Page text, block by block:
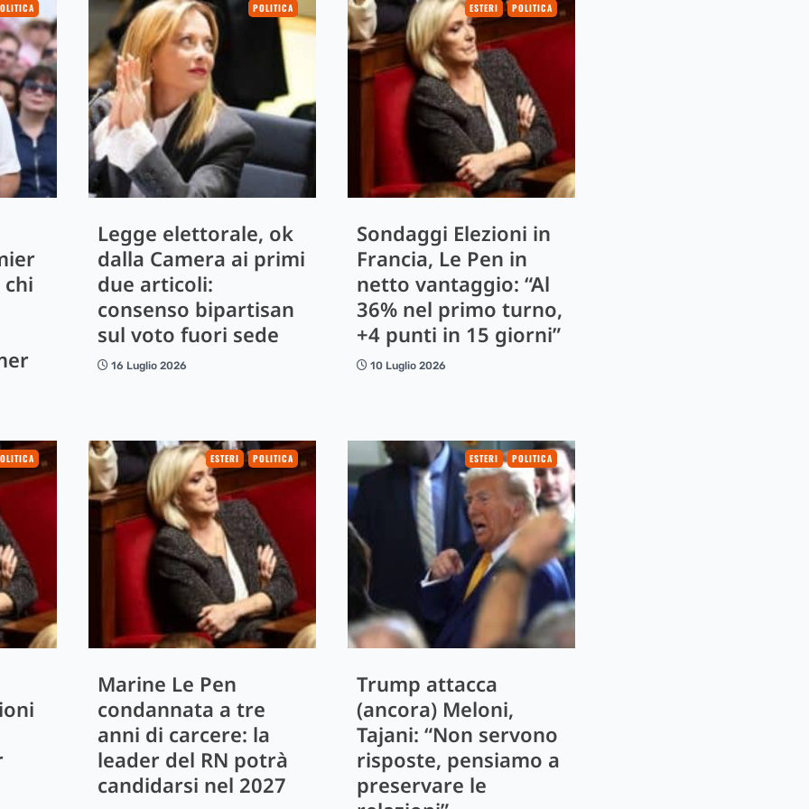
POLITICA
Legge elettorale, ok
dalla Camera ai primi
due articoli:
consenso bipartisan
sul voto fuori sede
16 Luglio 2026
ESTERI POLITICA
Sondaggi Elezioni in
Francia, Le Pen in
netto vantaggio: “Al
36% nel primo turno,
+4 punti in 15 giorni”
10 Luglio 2026
ESTERI POLITICA
Marine Le Pen
condannata a tre
anni di carcere: la
leader del RN potrà
candidarsi nel 2027
ESTERI POLITICA
Trump attacca
(ancora) Meloni,
Tajani: “Non servono
risposte, pensiamo a
preservare le